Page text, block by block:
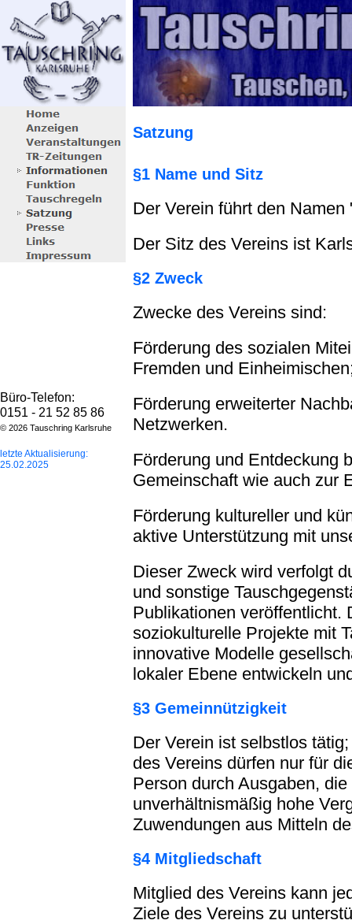
Büro-Telefon:
0151 - 21 52 85 86
© 2026 Tauschring Karlsruhe
letzte Aktualisierung:
25.02.2025
Satzung
§1 Name und Sitz
Der Verein führt den
Der Sitz des Vereins ist
§2 Zweck
Zwecke des Vereins sind:
Förderung des sozialen
Fremden und
Förderung erweiterter
Netzwerken.
Förderung und Entdeckung
Gemeinschaft wie auch zur
Förderung kultureller und
aktive Unterstützung mit
Dieser Zweck wird verfolgt
und sonstige
Publikationen veröffentlicht.
soziokulturelle Projekte mit
innovative Modelle
lokaler Ebene entwickeln
§3 Gemeinnützigkeit
Der Verein ist selbstlos
des Vereins dürfen nur für
Person durch Ausgaben,
unverhältnismäßig hohe
Zuwendungen aus Mitteln
§4 Mitgliedschaft
Mitglied des Vereins kann
Ziele des Vereins zu